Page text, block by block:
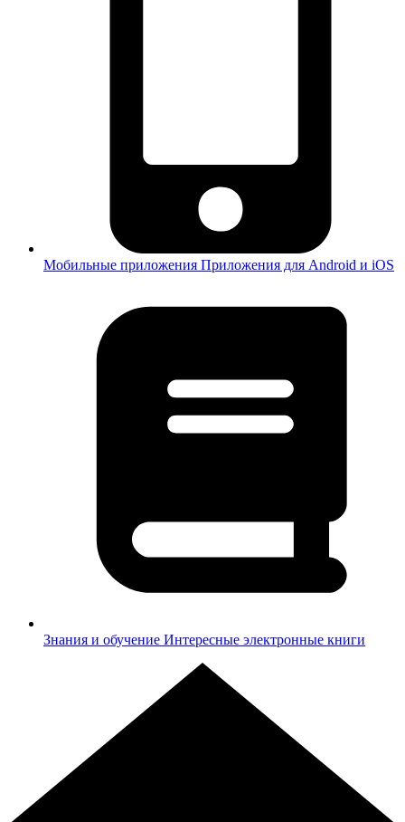
Мобильные приложения Приложения для Android и iOS
Знания и обучение Интересные электронные книги